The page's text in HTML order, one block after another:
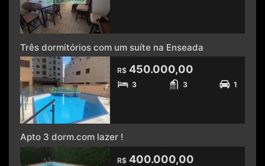
Três dormitórios com um suíte na Enseada
R$ 450.000,00
3 3 1
Apto 3 dorm.com lazer !
R$ 400.000,00